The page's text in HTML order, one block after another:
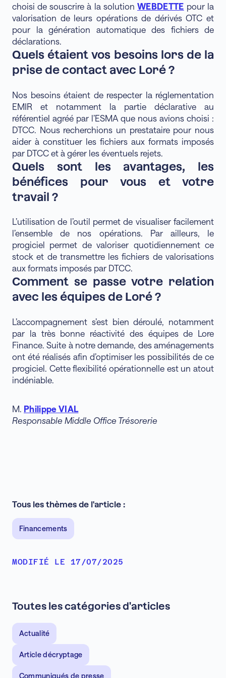
choisi de souscrire à la solution WEBDETTE pour la
valorisation de leurs opérations de dérivés OTC et
pour la génération automatique des fichiers de
déclarations.
Quels étaient vos besoins lors de la
prise de contact avec Loré ?
Nos besoins étaient de respecter la réglementation
EMIR et notamment la partie déclarative au
référentiel agréé par l’ESMA que nous avions choisi :
DTCC. Nous recherchions un prestataire pour nous
aider à constituer les fichiers aux formats imposés
par DTCC et à gérer les éventuels rejets.
Quels sont les avantages, les
bénéfices pour vous et votre
travail ?
L’utilisation de l’outil permet de visualiser facilement
l’ensemble de nos opérations. Par ailleurs, le
progiciel permet de valoriser quotidiennement ce
stock et de transmettre les fichiers de valorisations
aux formats imposés par DTCC.
Comment se passe votre relation
avec les équipes de Loré ?
L’accompagnement s’est bien déroulé, notamment
par la très bonne réactivité des équipes de Lore
Finance. Suite à notre demande, des aménagements
ont été réalisés afin d’optimiser les possibilités de ce
progiciel. Cette flexibilité opérationnelle est un atout
indéniable.
M. Philippe VIAL
Responsable Middle Office Trésorerie
Tous les thèmes de l'article :
Financements
MODIFIÉ LE 17/07/2025
Toutes les catégories d'articles
Actualité
Article décryptage
Communiqués de presse